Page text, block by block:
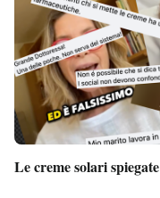
Le creme solari